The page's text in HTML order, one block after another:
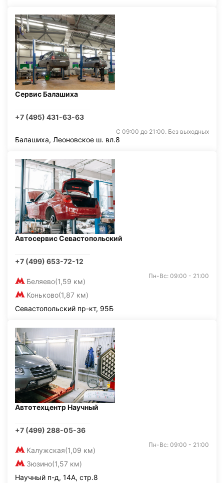
Сервис Балашиха
+7 (495) 431-63-63
С 09:00 до 21:00. Без выходных
Балашиха, Леоновское ш. вл.8
Автосервис Севастопольский
+7 (499) 653-72-12
Беляево(1,59 км)
Коньково(1,87 км)
Пн-Вс: 09:00 - 21:00
Севастопольский пр-кт, 95Б
Автотехцентр Научный
+7 (499) 288-05-36
Калужская(1,09 км)
Зюзино(1,57 км)
Пн-Вс: 09:00 - 21:00
Научный п-д, 14А, стр.8